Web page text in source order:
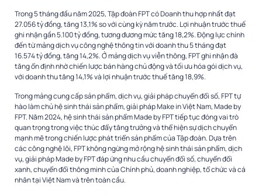
Trong 5 tháng đầu năm 2025, Tập đoàn FPT có Doanh thu hợp nhất đạt
27.056 tỷ đồng, tăng 13,1% so với cùng kỳ năm trước. Lợi nhuận trước thuế
ghi nhận gần 5.100 tỷ đồng, tương đương mức tăng 18,2%. Động lực chính
đến từ mảng dịch vụ công nghệ thông tin với doanh thu 5 tháng đạt
16.574 tỷ đồng, tăng 14,2%. Ở mảng dịch vụ viễn thông, FPT ghi nhận đà
tăng ổn định nhờ chiến lược bán hàng chủ động và tối ưu hóa gói dịch vụ,
với doanh thu tăng 14,1% và lợi nhuận trước thuế tăng 18,9%.
Trong mảng cung cấp sản phẩm, dịch vụ, giải pháp chuyển đổi số, FPT tự
hào làm chủ hệ sinh thái sản phẩm, giải pháp Make in Việt Nam, Made by
FPT. Năm 2024, hệ sinh thái sản phẩm Made by FPT tiếp tục đóng vai trò
quan trọng trong việc thúc đẩy tăng trưởng và thể hiện sự dịch chuyển
mạnh mẽ trong chiến lược phát triển sản phẩm của Tập đoàn. Dựa trên
các công nghệ lõi, FPT không ngừng mở rộng hệ sinh thái sản phẩm, dịch
vụ, giải pháp Made by FPT đáp ứng nhu cầu chuyển đổi số, chuyển đổi
xanh, chuyển đổi thông minh của Chính phủ, doanh nghiệp, tổ chức và cá
nhân tại Việt Nam và trên toàn cầu.